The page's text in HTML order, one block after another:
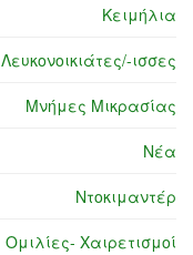
Κειμήλια
Λευκονοικιάτες/-ισσες
Μνήμες Μικρασίας
Νέα
Ντοκιμαντέρ
Ομιλίες- Χαιρετισμοί